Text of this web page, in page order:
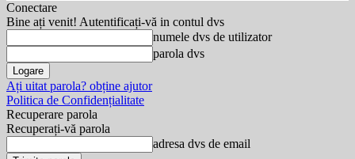
Conectare
Bine ați venit! Autentificați-vă in contul dvs
numele dvs de utilizator
parola dvs
Ați uitat parola? obține ajutor
Politica de Confidențialitate
Recuperare parola
Recuperați-vă parola
adresa dvs de email